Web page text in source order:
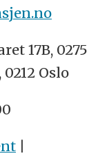
17B, 0275
Oslo